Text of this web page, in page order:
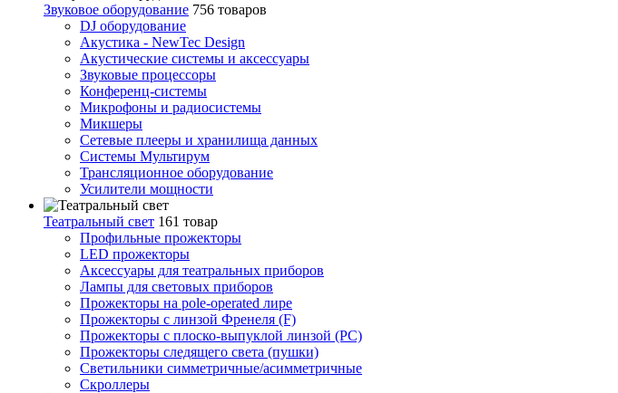
Звуковое оборудование 756 товаров
DJ оборудование
Акустика - NewTec Design
Акустические системы и аксессуары
Звуковые процессоры
Конференц-системы
Микрофоны и радиосистемы
Микшеры
Сетевые плееры и хранилища данных
Системы Мультирум
Трансляционное оборудование
Усилители мощности
Театральный свет 161 товар
Профильные прожекторы
LED прожекторы
Аксессуары для театральных приборов
Лампы для световых приборов
Прожекторы на pole-operated лире
Прожекторы с линзой Френеля (F)
Прожекторы с плоско-выпуклой линзой (PC)
Прожекторы следящего света (пушки)
Светильники симметричные/асимметричные
Скроллеры